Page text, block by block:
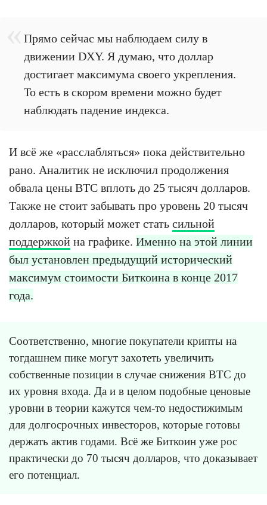
Прямо сейчас мы наблюдаем силу в
движении DXY. Я думаю, что доллар
достигает максимума своего укрепления.
То есть в скором времени можно будет
наблюдать падение индекса.
И всё же «расслабляться» пока действительно
рано. Аналитик не исключил продолжения
обвала цены BTC вплоть до 25 тысяч долларов.
Также не стоит забывать про уровень 20 тысяч
долларов, который может стать сильной
поддержкой на графике. Именно на этой линии
был установлен предыдущий исторический
максимум стоимости Биткоина в конце 2017
года.
Соответственно, многие покупатели крипты на
тогдашнем пике могут захотеть увеличить
собственные позиции в случае снижения BTC до
их уровня входа. Да и в целом подобные ценовые
уровни в теории кажутся чем-то недостижимым
для долгосрочных инвесторов, которые готовы
держать актив годами. Всё же Биткоин уже рос
практически до 70 тысяч долларов, что доказывает
его потенциал.